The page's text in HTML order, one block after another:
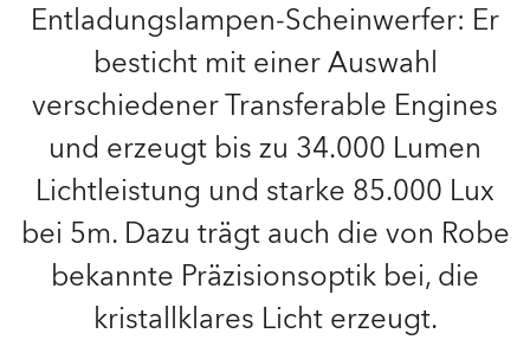
Entladungslampen-Scheinwerfer: Er
besticht mit einer Auswahl
verschiedener Transferable Engines
und erzeugt bis zu 34.000 Lumen
Lichtleistung und starke 85.000 Lux
bei 5m. Dazu trägt auch die von Robe
bekannte Präzisionsoptik bei, die
kristallklares Licht erzeugt.